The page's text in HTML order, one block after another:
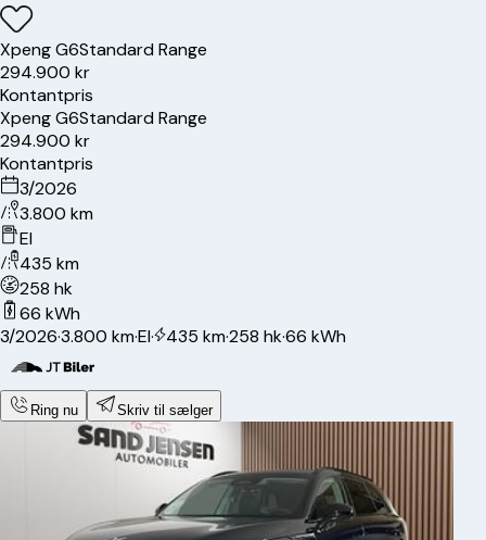
XpengG6Standard Range
294.900 kr
Kontantpris
XpengG6Standard Range
294.900 kr
Kontantpris
3/2026
3.800 km
El
435 km
258 hk
66 kWh
3/2026·3.800 km·El· 435 km·258 hk·66 kWh
Ring nu Skriv til sælger